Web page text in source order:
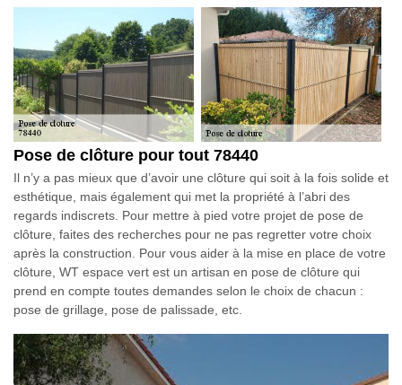
Pose de clôture pour tout 78440
Il n’y a pas mieux que d’avoir une clôture qui soit à la fois solide et
esthétique, mais également qui met la propriété à l’abri des
regards indiscrets. Pour mettre à pied votre projet de pose de
clôture, faites des recherches pour ne pas regretter votre choix
après la construction. Pour vous aider à la mise en place de votre
clôture, WT espace vert est un artisan en pose de clôture qui
prend en compte toutes demandes selon le choix de chacun :
pose de grillage, pose de palissade, etc.